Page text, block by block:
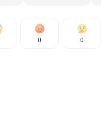
0 0